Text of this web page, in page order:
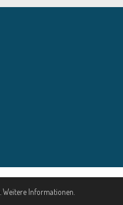
Weitere Informationen.